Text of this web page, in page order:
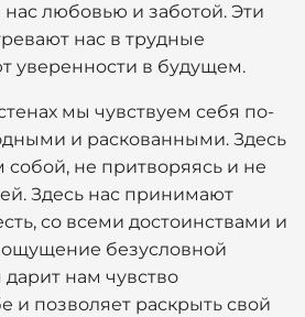
любовью и заботой. Эти
нас в трудные
уверенности в будущем.
мы чувствуем себя по-
и раскованными. Здесь
не притворяясь и не
Здесь нас принимают
со всеми достоинствами и
ощущение безусловной
нам чувство
и позволяет раскрыть свой